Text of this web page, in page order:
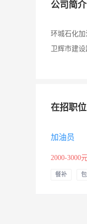
公司简介
环城石化加
卫辉市建
在招职位
加油员
2000-3000
餐补